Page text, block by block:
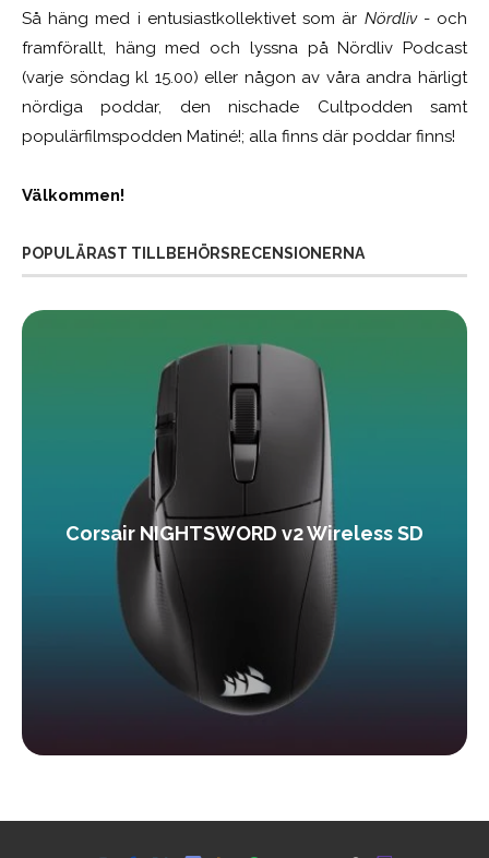
Så häng med i entusiastkollektivet som är Nördliv- och
framförallt, häng med och lyssna på Nördliv Podcast
(varje söndag kl 15.00) eller någon av våra andra härligt
nördiga poddar, den nischade Cultpodden samt
populärfilmspodden Matiné!; alla finns där poddar finns!
Välkommen!
POPULÄRAST TILLBEHÖRSRECENSIONERNA
Corsair NIGHTSWORD v2 Wireless SD